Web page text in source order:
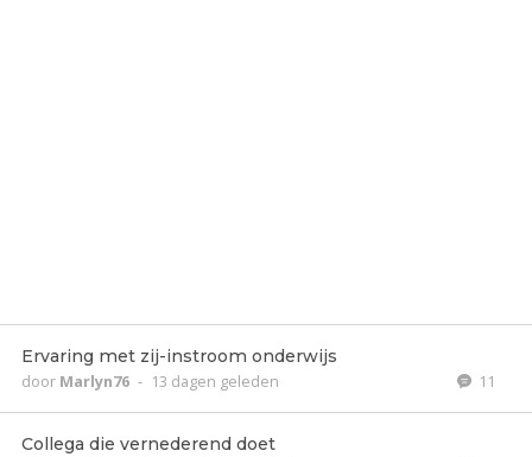
Ervaring met zij-instroom onderwijs
door Marlyn76 - 13 dagen geleden 11
Collega die vernederend doet